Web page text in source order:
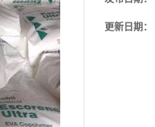
更新日期：